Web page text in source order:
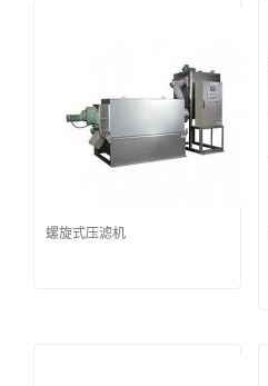
螺旋式压滤机